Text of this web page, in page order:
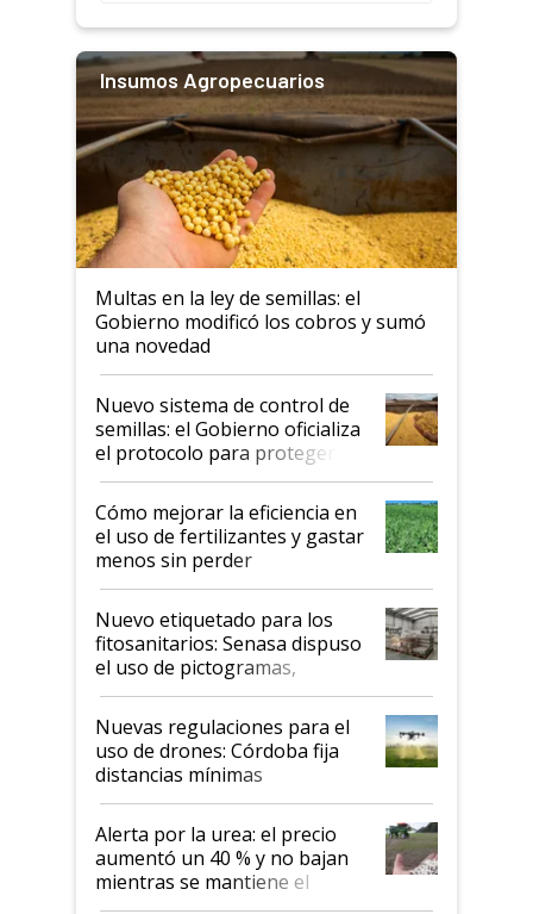
Insumos Agropecuarios
Multas en la ley de semillas: el
Gobierno modificó los cobros y sumó
una novedad
Nuevo sistema de control de
semillas: el Gobierno oficializa
el protocolo para proteger la
propiedad intelectual
Cómo mejorar la eficiencia en
el uso de fertilizantes y gastar
menos sin perder
productividad en la campaña
fina
Nuevo etiquetado para los
fitosanitarios: Senasa dispuso
el uso de pictogramas,
palabras de advertencia e
indicaciones
Nuevas regulaciones para el
uso de drones: Córdoba fija
distancias mínimas
Alerta por la urea: el precio
aumentó un 40 % y no bajan
mientras se mantiene el
conflicto en Medio Oriente